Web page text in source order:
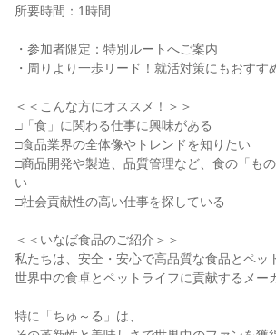
所要時間：1時間
・参加者限定：特別ルートへご案内
・周りより一歩リード！就活対策にもおすす
＜＜こんな方にオススメ！＞＞
□「食」に関わる仕事に興味がある
□食品業界の全体像やトレンドを知りたい
□商品開発や製造、品質管理など、食の「も
い
□社会貢献性の高い仕事を探している
＜＜いなば食品のご紹介＞＞
私たちは、安全・安心で高品質な食品とペッ
世界中の食卓とペットライフに貢献するメー
特に「ちゅ～る」は、